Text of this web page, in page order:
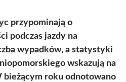
przypominają o
podczas jazdy na
wypadków, a statystyki
wskazują na
bieżącym roku odnotowano